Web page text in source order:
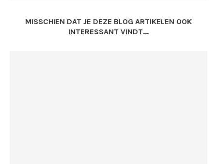
MISSCHIEN DAT JE DEZE BLOG ARTIKELEN OOK
INTERESSANT VINDT...